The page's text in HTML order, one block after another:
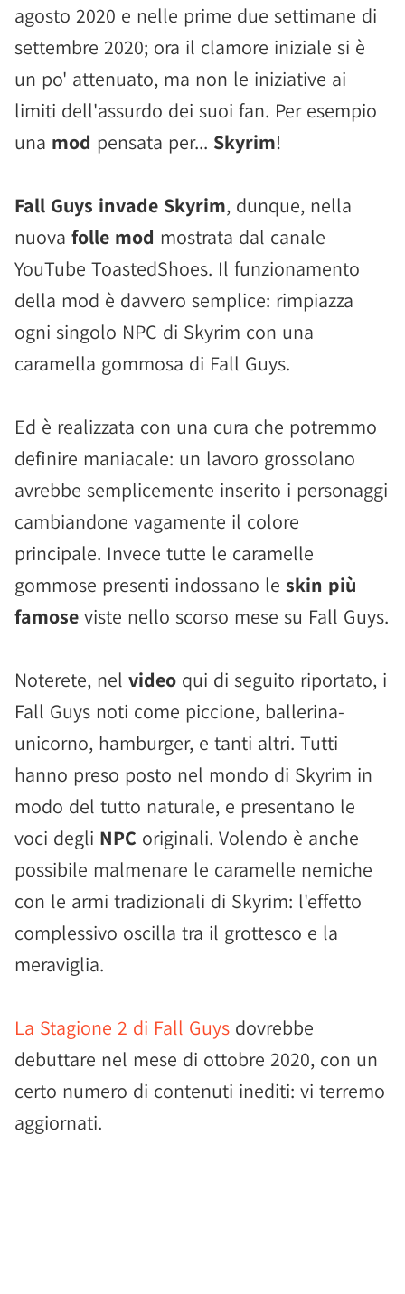
agosto 2020 e nelle prime due settimane di
settembre 2020; ora il clamore iniziale si è
un po' attenuato, ma non le iniziative ai
limiti dell'assurdo dei suoi fan. Per esempio
una mod pensata per... Skyrim!
Fall Guys invade Skyrim, dunque, nella
nuova folle mod mostrata dal canale
YouTube ToastedShoes. Il funzionamento
della mod è davvero semplice: rimpiazza
ogni singolo NPC di Skyrim con una
caramella gommosa di Fall Guys.
Ed è realizzata con una cura che potremmo
definire maniacale: un lavoro grossolano
avrebbe semplicemente inserito i personaggi
cambiandone vagamente il colore
principale. Invece tutte le caramelle
gommose presenti indossano le skin più
famose viste nello scorso mese su Fall Guys.
Noterete, nel video qui di seguito riportato, i
Fall Guys noti come piccione, ballerina-
unicorno, hamburger, e tanti altri. Tutti
hanno preso posto nel mondo di Skyrim in
modo del tutto naturale, e presentano le
voci degli NPC originali. Volendo è anche
possibile malmenare le caramelle nemiche
con le armi tradizionali di Skyrim: l'effetto
complessivo oscilla tra il grottesco e la
meraviglia.
La Stagione 2 di Fall Guys dovrebbe
debuttare nel mese di ottobre 2020, con un
certo numero di contenuti inediti: vi terremo
aggiornati.